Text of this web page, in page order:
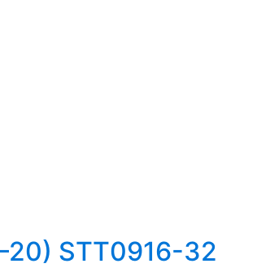
STT0916-32